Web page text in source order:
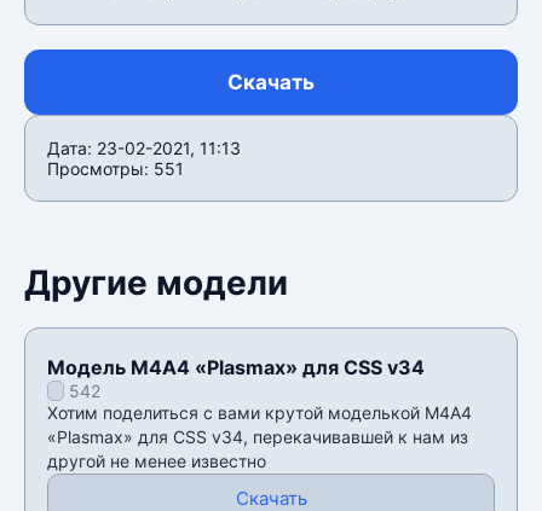
Скачать
Дата: 23-02-2021, 11:13
Просмотры: 551
Другие модели
Модель М4А4 «Plasmax» для CSS v34
542
Хотим поделиться с вами крутой моделькой М4А4
«Plasmax» для CSS v34, перекачивавшей к нам из
другой не менее известно
Скачать